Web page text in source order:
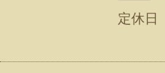
定休日